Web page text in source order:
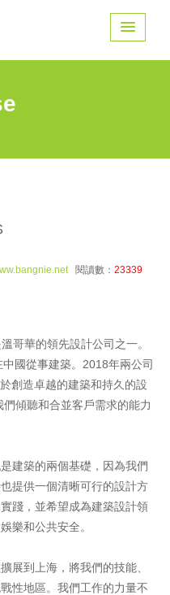
閱讀數： 23339
哥華的領先設計公司之一。
國從事建築。2018年兩公司
創造卓越的建築和持久的設
傾聽和合並客戶需求的能力
建築的兩個基礎，因為我們
提供一個清晰可行的設計方
踐，並希望成為建築設計領
樂和公共安全。
展到上海，將我們的技能、
性地區。我們工作的力量不